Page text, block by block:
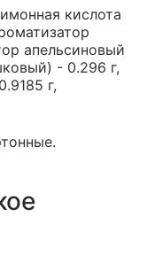
кислота
апельсиновый
- 0.296 г,
г,